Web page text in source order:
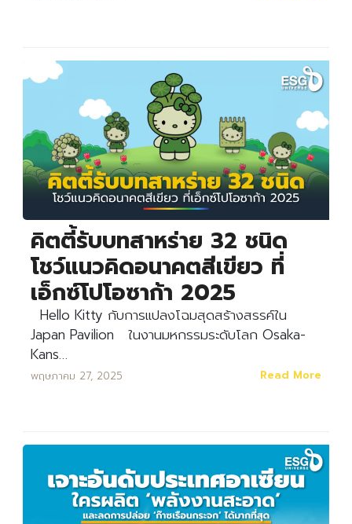
คิตตี้รับบทสาหร่าย 32 ชนิด
โชว์แนวคิดอนาคตสีเขียว ที่
เอ็กซ์โปโอซาก้า 2025
Hello Kitty กับการแปลงโฉมสุดสร้างสรรค์ใน
Japan Pavilion ในงานมหกรรมระดับโลก Osaka-
Kans…
พฤษภาคม 27, 2025 Read More